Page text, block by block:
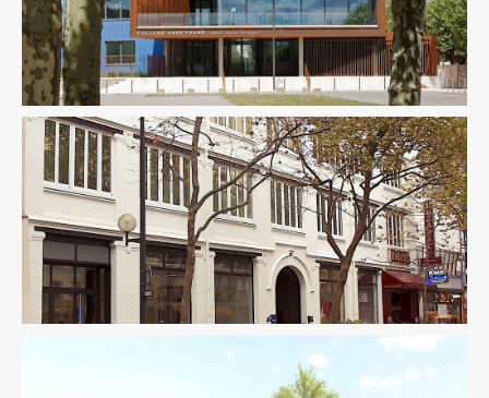
BIM / CIM / TIM Enseignement Ingenierie TCE Thermique
Enseignement Fluides Thermique